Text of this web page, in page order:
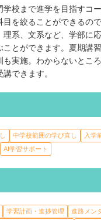
の見える化に絶大な効
様々なコンテンツでキミ
め、いまの自分のつまず
のぼり、苦手を克服して
し先生にもいつでも質問
ときはオンラインで参
学校まで進学を目指すコ
目を絞ることができるの
理系、文系など、学部に
ことができます。夏期講
も実施。わからないとこ
できます。
中学校範囲の学び直し
入学
AI学習サポート
学習計画・進捗管理 進路メン